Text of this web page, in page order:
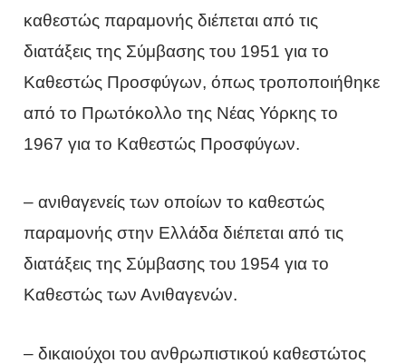
καθεστώς παραμονής διέπεται από τις
διατάξεις της Σύμβασης του 1951 για το
Καθεστώς Προσφύγων, όπως τροποποιήθηκε
από το Πρωτόκολλο της Νέας Υόρκης το
1967 για το Καθεστώς Προσφύγων.
– ανιθαγενείς των οποίων το καθεστώς
παραμονής στην Ελλάδα διέπεται από τις
διατάξεις της Σύμβασης του 1954 για το
Καθεστώς των Ανιθαγενών.
– δικαιούχοι του ανθρωπιστικού καθεστώτος